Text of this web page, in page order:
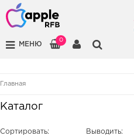
МЕНЮ
0
Главная
Каталог
Сортировать: Выводить: